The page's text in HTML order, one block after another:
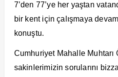
7’den 77’ye her yaştan
bir kent için çalışmaya
konuştu.
Cumhuriyet Mahalle Muhtarı
sakinlerimizin sorularını